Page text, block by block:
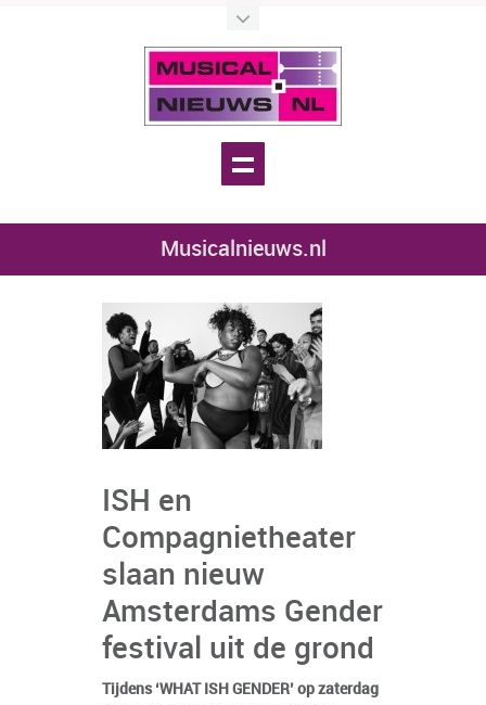
Musicalnieuws.nl
ISH en
Compagnietheater
slaan nieuw
Amsterdams Gender
festival uit de grond
Tijdens ‘WHAT ISH GENDER’ op zaterdag